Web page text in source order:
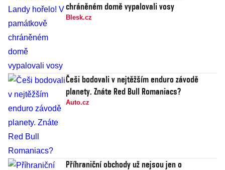
chráněném domě vypalovali vosy
Blesk.cz
Češi bodovali v nejtěžším enduro závodě
planety. Znáte Red Bull Romaniacs?
Auto.cz
Příhraniční obchody už nejsou jen o